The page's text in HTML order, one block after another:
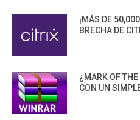
¡MÁS DE
BRECHA DE
¿MARK OF
CON UN